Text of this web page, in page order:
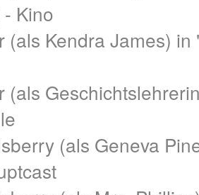
Kino
(als Kendra James)
(als
(als Geneva